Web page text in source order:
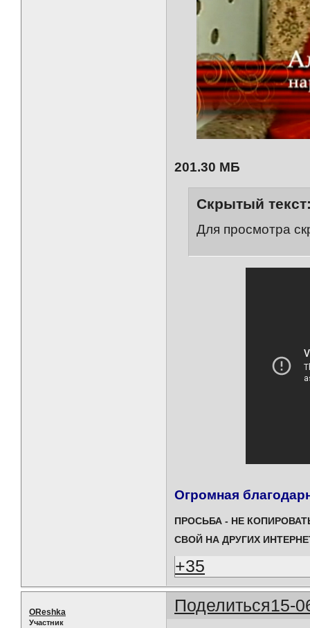
201.30 МБ
Скрытый
Для просмотра
Огромная
ПРОСЬБА - НЕ
СВОЙ НА ДРУГИХ
+35
Поделиться15-
OReshka
Участник